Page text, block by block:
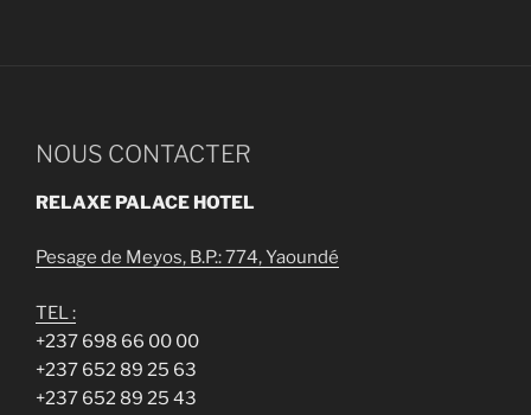
NOUS CONTACTER
RELAXE PALACE HOTEL
Pesage de Meyos, B.P.: 774, Yaoundé
TEL :
+237 698 66 00 00
+237 652 89 25 63
+237 652 89 25 43